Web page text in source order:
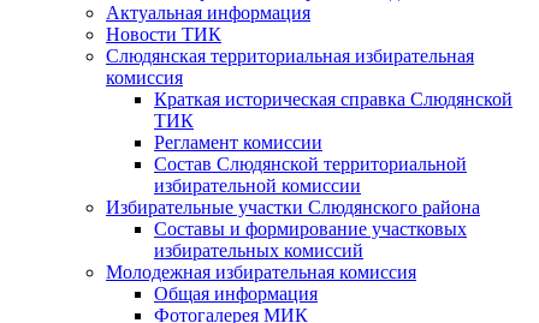
Актуальная информация
Новости ТИК
Слюдянская территориальная избирательная
комиссия
Краткая историческая справка Слюдянской
ТИК
Регламент комиссии
Состав Слюдянской территориальной
избирательной комиссии
Избирательные участки Слюдянского района
Составы и формирование участковых
избирательных комиссий
Молодежная избирательная комиссия
Общая информация
Фотогалерея МИК